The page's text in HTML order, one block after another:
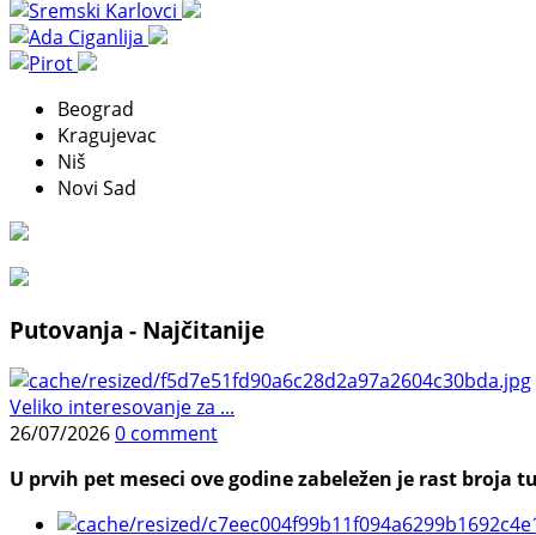
Beograd
Kragujevac
Niš
Novi Sad
Putovanja - Najčitanije
Veliko interesovanje za ...
26/07/20260 comment
U prvih pet meseci ove godine zabeležen je rast